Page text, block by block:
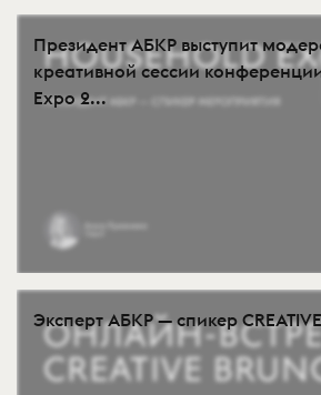
Президент АБКР выступит
креативной сессии
Expo 2...
Эксперт АБКР — спикер